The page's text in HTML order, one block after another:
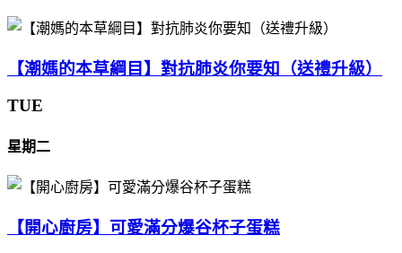
【潮媽的本草綱目】對抗肺炎你要知（送禮升級）
TUE
星期二
【開心廚房】可愛滿分爆谷杯子蛋糕